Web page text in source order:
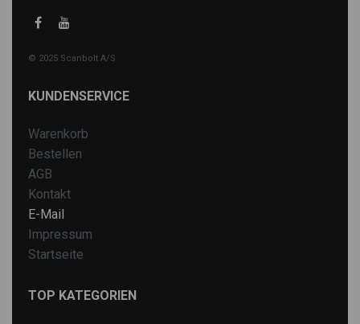
© 2025 Scanbolt A/S
KUNDENSERVICE
Warenkorb
Bestellen
AGB
Kontakt
E-Mail
Impressum
Startseite
TOP KATEGORIEN